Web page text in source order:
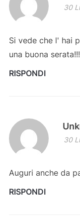
30
Si vede che l' hai
una buona
RISPONDI
30
Auguri anche da
RISPONDI